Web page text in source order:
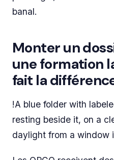
banal.
Monter un
une formation
fait la
!A blue folder with
resting beside it, on a
daylight from a window i